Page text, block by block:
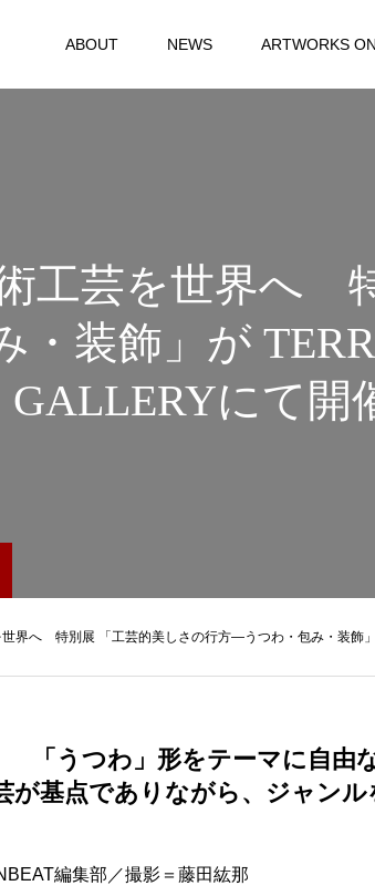
ABOUT NEWS ARTWORKS
工芸を世界へ
・装飾」が
GALLERYにて開
世界へ 特別展 「工芸的美しさの行方―うつわ・包み・装飾
「うつわ」形をテーマに自由
が基点でありながら、ジャン
編集部／撮影＝藤田紘那